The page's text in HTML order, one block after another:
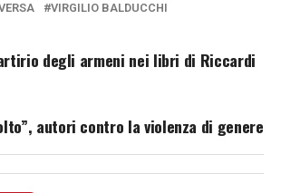
VIRGILIO BALDUCCHI
degli armeni nei libri di Riccardi
autori contro la violenza di genere